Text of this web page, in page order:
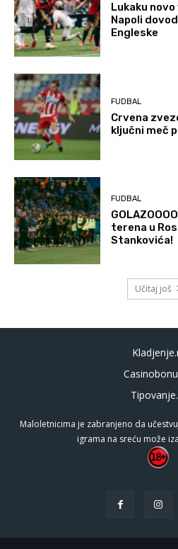
Lukaku
Napoli
Engleske
FUDBAL
Crvena
ključni meč
FUDBAL
terena u
Stankovića!
Učitaj još
Maloletnicima je zabranjeno da
igrama na sreću može